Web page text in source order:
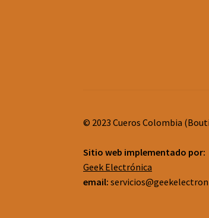
© 2023 Cueros Colombia
Sitio web implementado por:
Geek Electrónica
email: